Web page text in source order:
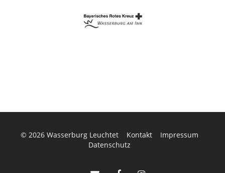
© 2026 Wasserburg Leuchtet Kontakt
Impressum
Datenschutz